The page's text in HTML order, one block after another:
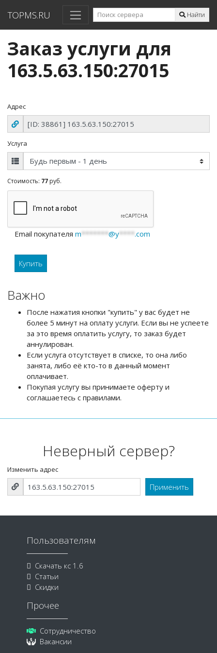
TOPMS.RU Найти
Заказ услуги для
163.5.63.150:27015
Адрес
Услуга
Стоимость: 77 руб.
Email покупателя m*******@y****.com
Важно
После нажатия кнопки "купить" у вас будет не
более 5 минут на оплату услуги. Если вы не успеете
за это время оплатить услугу, то заказ будет
аннулирован.
Если услуга отсутствует в списке, то она либо
занята, либо её кто-то в данный момент
оплачивает.
Покупая услугу вы принимаете оферту и
соглашаетесь с правилами.
Неверный сервер?
Изменить адрес
Пользователям
Скачать кс 1.6
Статьи
Скидки
Прочее
Сотрудничество
Вакансии